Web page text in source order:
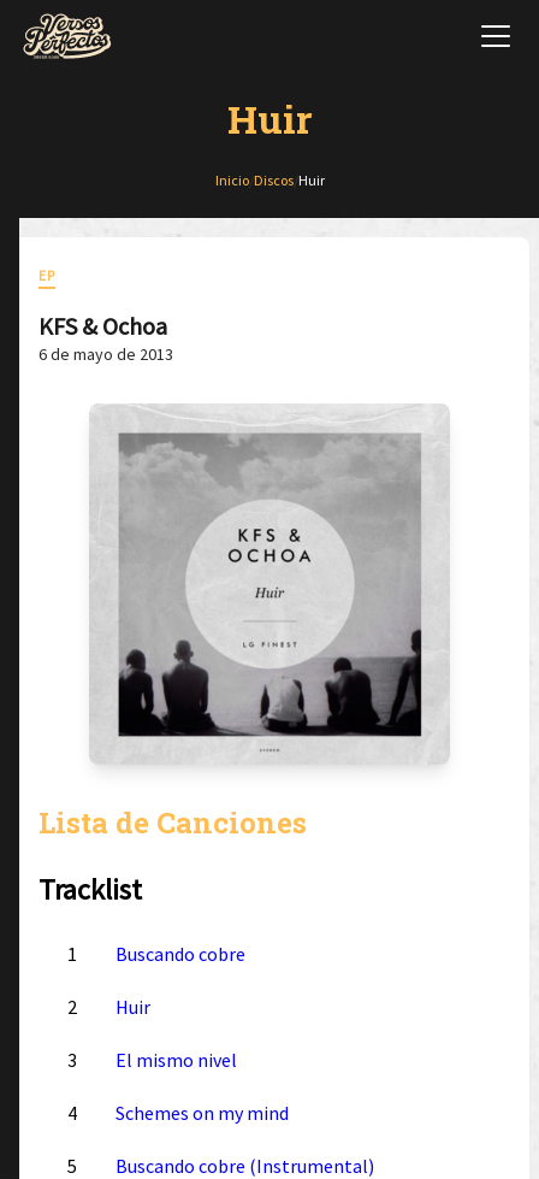
Huir
Inicio/ Discos/ Huir
EP
KFS & Ochoa
6 de mayo de 2013
Lista de Canciones
Tracklist
1 Buscando cobre
2 Huir
3 El mismo nivel
4 Schemes on my mind
5 Buscando cobre (Instrumental)